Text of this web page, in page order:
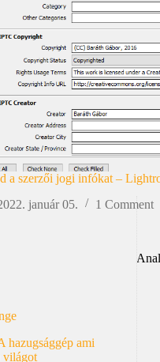
a szerzői jogi infókat –
január 05.
1 Comment
hazugsággép ami
világot